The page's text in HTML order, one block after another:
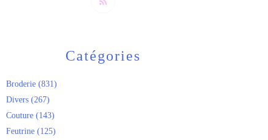
Catégories
Broderie (831)
Divers (267)
Couture (143)
Feutrine (125)